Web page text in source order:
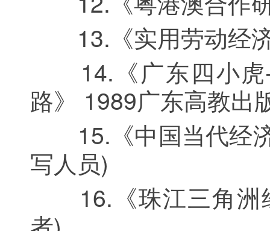
13.《实用劳动经济
14.《广东四小虎
路》 1989广东高教出
15.《中国当代经济
写人员)
16.《珠江三角洲